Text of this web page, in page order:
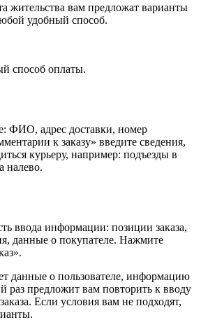
жительства вам предложат варианты
удобный способ.
способ оплаты.
ФИО, адрес доставки, номер
к заказу» введите сведения,
курьеру, например: подъезды в
налево.
ввода информации: позиции заказа,
данные о покупателе. Нажмите
данные о пользователе, информацию
раз предложит вам повторить к вводу
Если условия вам не подходят,